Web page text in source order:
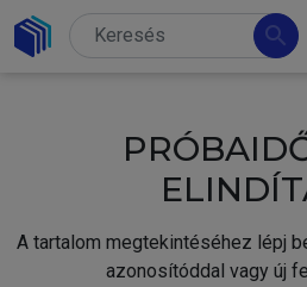
search
A tartalom megtekintéséhez lépj
azonosítóddal vagy új